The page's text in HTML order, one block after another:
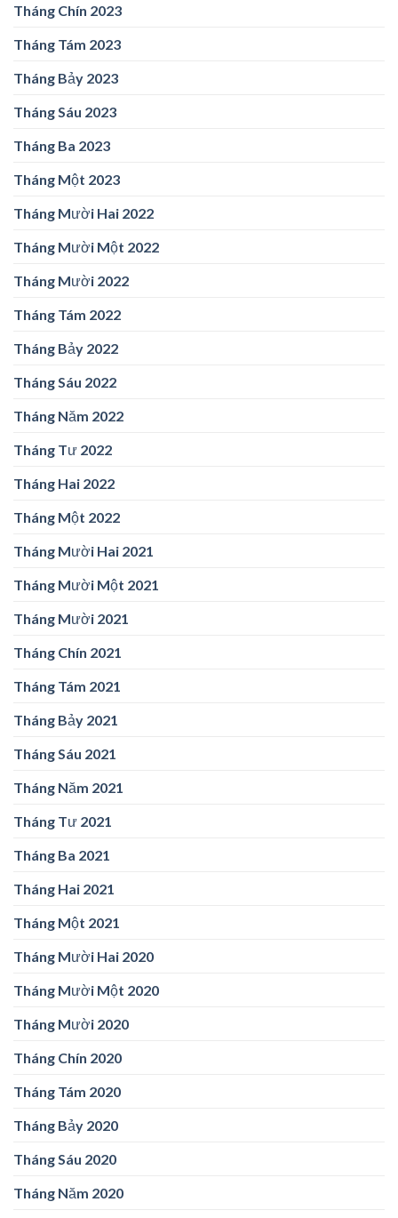
Tháng Chín 2023
Tháng Tám 2023
Tháng Bảy 2023
Tháng Sáu 2023
Tháng Ba 2023
Tháng Một 2023
Tháng Mười Hai 2022
Tháng Mười Một 2022
Tháng Mười 2022
Tháng Tám 2022
Tháng Bảy 2022
Tháng Sáu 2022
Tháng Năm 2022
Tháng Tư 2022
Tháng Hai 2022
Tháng Một 2022
Tháng Mười Hai 2021
Tháng Mười Một 2021
Tháng Mười 2021
Tháng Chín 2021
Tháng Tám 2021
Tháng Bảy 2021
Tháng Sáu 2021
Tháng Năm 2021
Tháng Tư 2021
Tháng Ba 2021
Tháng Hai 2021
Tháng Một 2021
Tháng Mười Hai 2020
Tháng Mười Một 2020
Tháng Mười 2020
Tháng Chín 2020
Tháng Tám 2020
Tháng Bảy 2020
Tháng Sáu 2020
Tháng Năm 2020